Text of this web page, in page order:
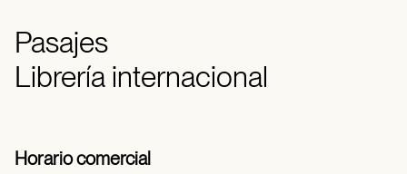
Pasajes
Librería internacional
Horario comercial